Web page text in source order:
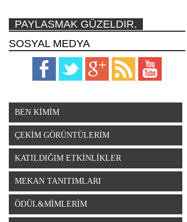
PAYLASMAK GÜZELDIR.
SOSYAL MEDYA
BEN KİMİM
ÇEKİM GÖRÜNTÜLERİM
KATILDIĞIM ETKİNLİKLER
MEKAN TANITIMLARI
ÖDÜL&MİMLERİM